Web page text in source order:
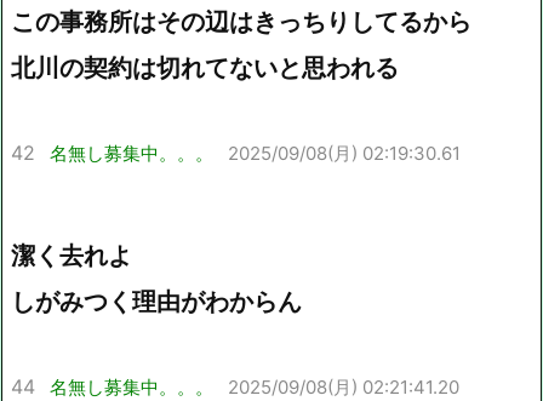
この事務所はその辺はきっちりしてるから
北川の契約は切れてないと思われる
42 名無し募集中。。。 2025/09/08(月) 02:19:30.61
潔く去れよ
しがみつく理由がわからん
44 名無し募集中。。。 2025/09/08(月) 02:21:41.20